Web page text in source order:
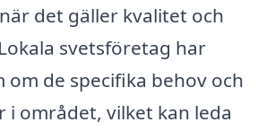
det gäller kvalitet och
svetsföretag har
om de specifika behov och
i området, vilket kan leda